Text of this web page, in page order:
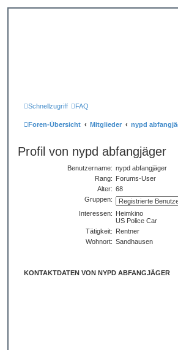
Schnellzugriff FAQ
Foren-Übersicht Mitglieder nypd
Profil von nypd abfangjäger
Benutzername: nypd abfangjäger
Rang: Forums-User
Alter: 68
Gruppen:
Interessen: Heimkino
US Police Car
Tätigkeit: Rentner
Wohnort: Sandhausen
KONTAKTDATEN VON NYPD ABFANGJÄGER